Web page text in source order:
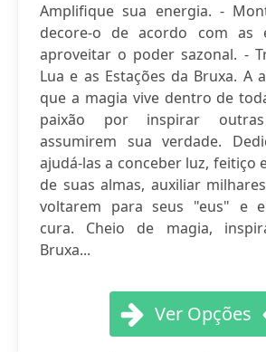
Amplifique sua energia. -
decore-o de acordo com as
aproveitar o poder sazonal. -
Lua e as Estações da Bruxa. A
que a magia vive dentro de
paixão por inspirar
assumirem sua verdade.
ajudá-las a conceber luz, feitiço
de suas almas, auxiliar
voltarem para seus "eus" e
cura. Cheio de magia,
Bruxa...
Ver Opções